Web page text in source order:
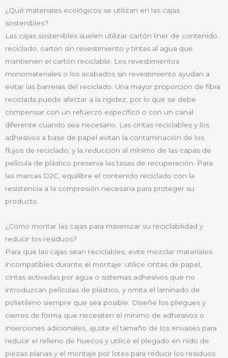
¿Qué materiales ecológicos se utilizan en las cajas
sostenibles?
Las cajas sostenibles suelen utilizar cartón liner de contenido
reciclado, cartón sin revestimiento y tintas al agua que
mantienen el cartón reciclable. Los revestimientos
monomateriales o los acabados sin revestimiento ayudan a
evitar las barreras del reciclado. Una mayor proporción de fibra
reciclada puede afectar a la rigidez, por lo que se debe
compensar con un refuerzo específico o con un canal
diferente cuando sea necesario. Las cintas reciclables y los
adhesivos a base de papel evitan la contaminación de los
flujos de reciclado, y la reducción al mínimo de las capas de
película de plástico preserva las tasas de recuperación. Para
las marcas D2C, equilibre el contenido reciclado con la
resistencia a la compresión necesaria para proteger su
producto.
¿Cómo montar las cajas para maximizar su reciclabilidad y
reducir los residuos?
Para que las cajas sean reciclables, evite mezclar materiales
incompatibles durante el montaje: utilice cintas de papel,
cintas activadas por agua o sistemas adhesivos que no
introduzcan películas de plástico, y omita el laminado de
polietileno siempre que sea posible. Diseñe los pliegues y
cierres de forma que necesiten el mínimo de adhesivos o
inserciones adicionales, ajuste el tamaño de los envases para
reducir el relleno de huecos y utilice el plegado en nido de
piezas planas y el montaje por lotes para reducir los residuos